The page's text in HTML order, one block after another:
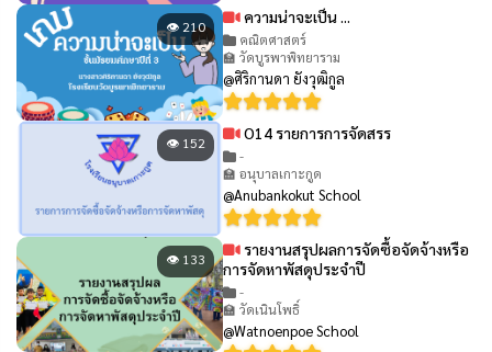
👁 210 ความน่าจะเป็น ...
คณิตศาสตร์
🏫 วัดบูรพาพิทยาราม
@ศิริกานดา ยังวุฒิกูล
👁 152 O14 รายการการจัดสรร
-
🏫 อนุบาลเกาะกูด
@Anubankokut School
👁 133
รายงานสรุปผลการจัดซื้อจัดจ้างหรือ
การจัดหาพัสดุประจำปี
-
🏫 วัดเนินโพธิ์
@Watnoenpoe School